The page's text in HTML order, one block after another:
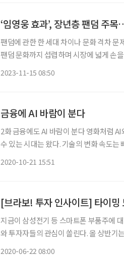
‘임영웅 효과’, 장년층 팬덤 주
팬덤에 관한 한 세대 차이나 문화 격차
팬덤 문화까지 섭렵하며 시장에 넓게 손을 뻗치고 있다. 높은 경제 수
2023-11-15 08:50
금융에 AI 바람이 분다
2화 금융에도 AI 바람이 분다 영화처럼 AI와 사랑을 나누는 세상은 아니지만, AI로 투자를 할
수 있는 시대는 왔다. 기술의 변화 속도는 빠르고 무섭다. 잔돈을 뒤져가며 공중전화의 버튼을
2020-10-21 15:51
[브라보! 투자 인사이트] 타이
지금이 삼성전기 등 스마트폰 부품주에
와 투자자들의 관심이 쏠린다. 올 상반
2020-06-22 08:00